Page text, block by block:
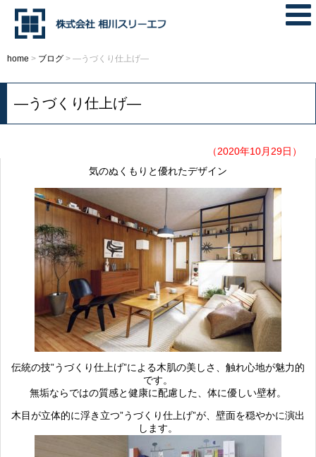
home > ブログ > —うづくり仕上げ—
—うづくり仕上げ—
（2020年10月29日）
気のぬくもりと優れたデザイン
伝統の技”うづくり仕上げ”による木肌の美しさ、触れ心地が魅力的
です。
無垢ならではの質感と健康に配慮した、体に優しい壁材。
木目が立体的に浮き立つ”うづくり仕上げ”が、壁面を穏やかに演出
します。